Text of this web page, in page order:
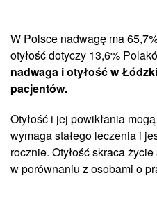
W Polsce nadwagę ma
otyłość dotyczy 13,6%
nadwaga i otyłość w
pacjentów.
Otyłość i jej powikłania
wymaga stałego leczenia i
rocznie. Otyłość skraca
w porównaniu z osobami o